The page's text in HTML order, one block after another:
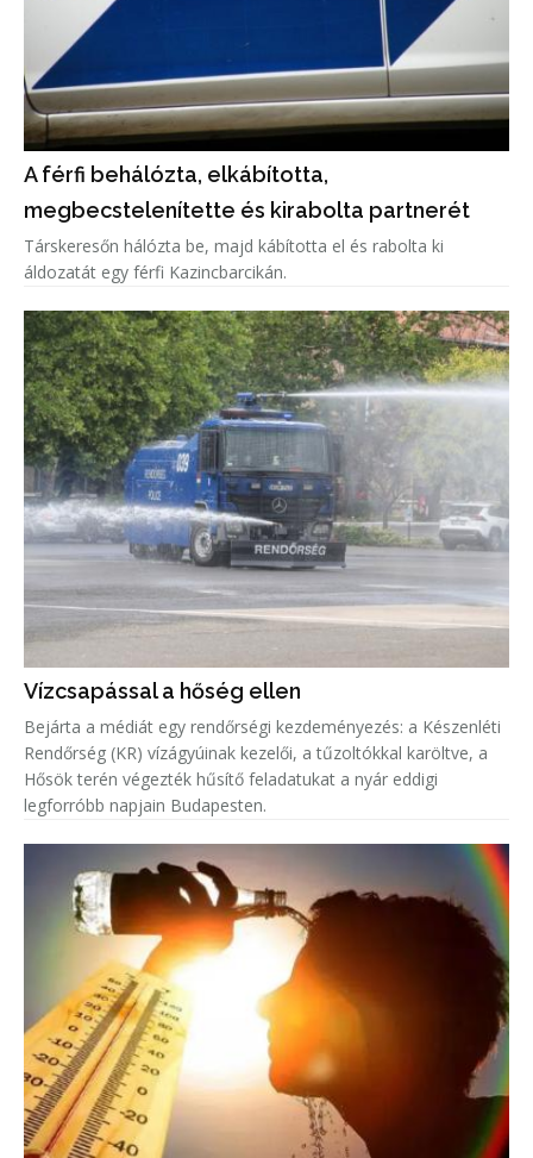
A férfi behálózta, elkábította,
megbecstelenítette és kirabolta partnerét
Társkeresőn hálózta be, majd kábította el és rabolta ki
áldozatát egy férfi Kazincbarcikán.
Vízcsapással a hőség ellen
Bejárta a médiát egy rendőrségi kezdeményezés: a Készenléti
Rendőrség (KR) vízágyúinak kezelői, a tűzoltókkal karöltve, a
Hősök terén végezték hűsítő feladatukat a nyár eddigi
legforróbb napjain Budapesten.